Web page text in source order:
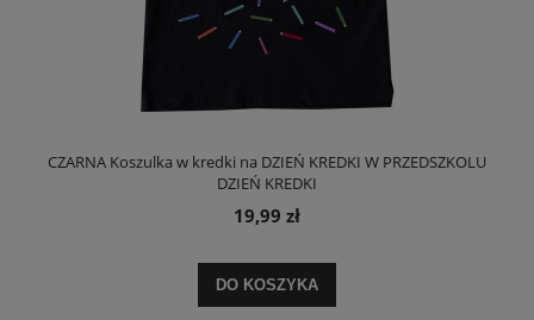
CZARNA Koszulka w kredki na DZIEŃ KREDKI W PRZEDSZKOLU
DZIEŃ KREDKI
19,99 zł
DO KOSZYKA